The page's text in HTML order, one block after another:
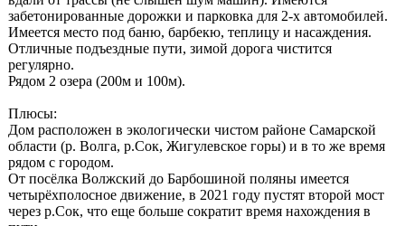
забетонированные дорожки и парковка для 2-х автомобилей.
Имеется место под баню, барбекю, теплицу и насаждения.
Отличные подъездные пути, зимой дорога чистится
регулярно.
Рядом 2 озера (200м и 100м).
Плюсы:
Дом расположен в экологически чистом районе Самарской
области (р. Волга, р.Сок, Жигулевское горы) и в то же время
рядом с городом.
От посёлка Волжский до Барбошиной поляны имеется
четырёхполосное движение, в 2021 году пустят второй мост
через р.Сок, что еще больше сократит время нахождения в